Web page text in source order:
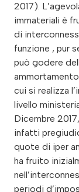
2017).
immateriali è
di
funzione , pur
può godere
cui si realizza
livello
Dicembre
infatti
quote di iper
ha fruito
periodi